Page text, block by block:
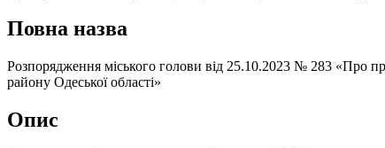
Повна назва
Розпорядження міського голови від 25.10.2023 № 283 «Про
району Одеської області»
Опис